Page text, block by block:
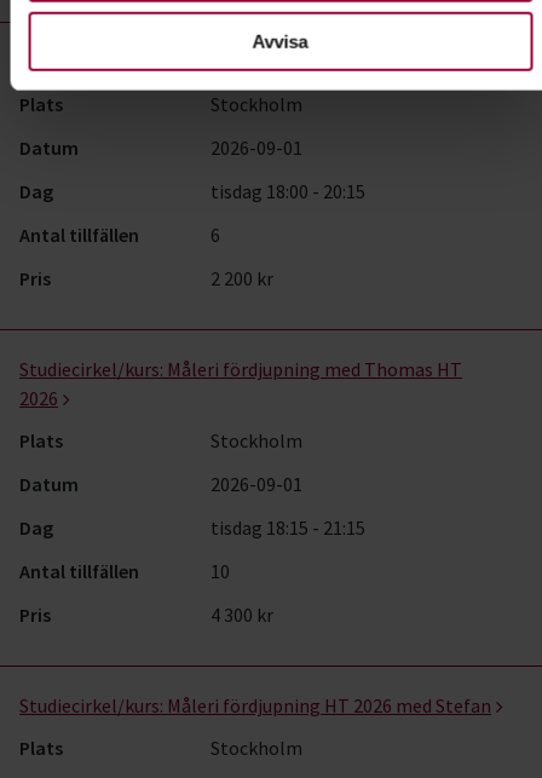
Avvisa
Studiecirkel/kurs:Modellmåleri start september 2026
Plats
Stockholm
Datum
2026-09-01
Dag
tisdag 18:00 - 20:15
Antal tillfällen
6
Pris
2 200 kr
Studiecirkel/kurs: Måleri fördjupning med Thomas HT
2026
Plats
Stockholm
Datum
2026-09-01
Dag
tisdag 18:15 - 21:15
Antal tillfällen
10
Pris
4 300 kr
Studiecirkel/kurs: Måleri fördjupning HT 2026 med Stefan
Plats
Stockholm